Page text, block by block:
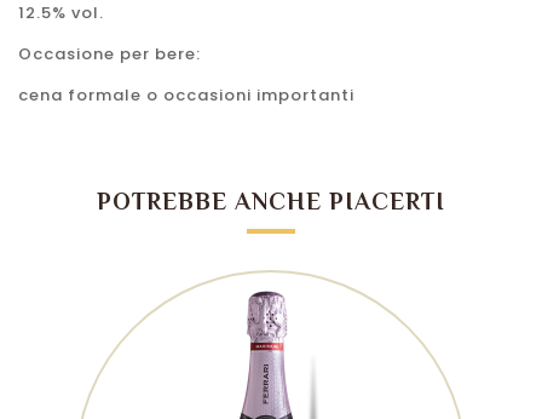
12.5% vol.
Occasione per bere:
cena formale o occasioni importanti
POTREBBE ANCHE PIACERTI